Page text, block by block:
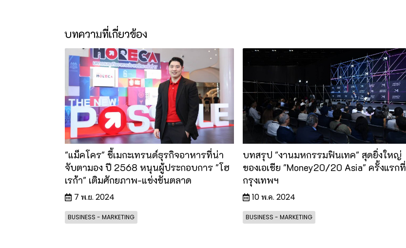
บทความที่เกี่ยวข้อง
"แม็คโคร" ชี้เมกะเทรนด์ธุรกิจอาหารที่น่า
จับตามอง ปี 2568 หนุนผู้ประกอบการ "โฮ
เรก้า" เติมศักยภาพ-แข่งขันตลาด
7 พ.ย. 2024
BUSINESS - MARKETING
บทสรุป "งานมหกรรมฟินเทค" สุดยิ่งใหญ่
ของเอเชีย "Money20/20 Asia" ครั้งแรกที่
กรุงเทพฯ
10 พ.ค. 2024
BUSINESS - MARKETING